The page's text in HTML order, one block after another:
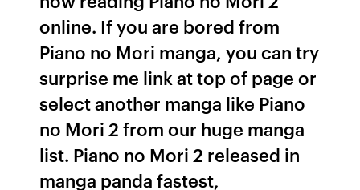
online. If you are bored from
Piano no Mori manga, you can try
surprise me link at top of page or
select another manga like Piano
no Mori 2 from our huge manga
list. Piano no Mori 2 released in
manga panda fastest,